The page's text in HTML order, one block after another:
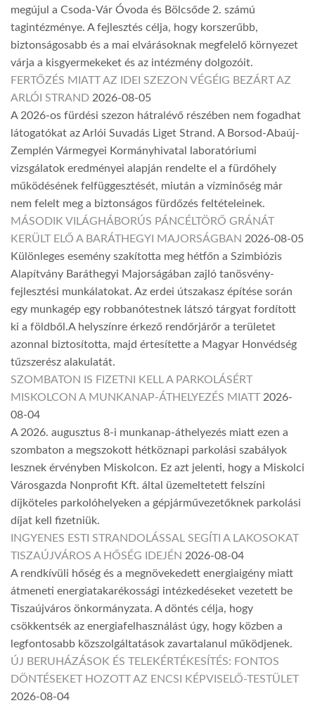
megújul a Csoda-Vár Óvoda és Bölcsőde 2. számú
tagintézménye. A fejlesztés célja, hogy korszerűbb,
biztonságosabb és a mai elvárásoknak megfelelő környezet
várja a kisgyermekeket és az intézmény dolgozóit.
FERTŐZÉS MIATT AZ IDEI SZEZON VÉGÉIG BEZÁRT AZ
ARLÓI STRAND 2026-08-05
A 2026-os fürdési szezon hátralévő részében nem fogadhat
látogatókat az Arlói Suvadás Liget Strand. A Borsod-Abaúj-
Zemplén Vármegyei Kormányhivatal laboratóriumi
vizsgálatok eredményei alapján rendelte el a fürdőhely
működésének felfüggesztését, miután a vízminőség már
nem felelt meg a biztonságos fürdőzés feltételeinek.
MÁSODIK VILÁGHÁBORÚS PÁNCÉLTÖRŐ GRÁNÁT
KERÜLT ELŐ A BARÁTHEGYI MAJORSÁGBAN 2026-08-05
Különleges esemény szakította meg hétfőn a Szimbiózis
Alapítvány Baráthegyi Majorságában zajló tanösvény-
fejlesztési munkálatokat. Az erdei útszakasz építése során
egy munkagép egy robbanótestnek látszó tárgyat fordított
ki a földből.A helyszínre érkező rendőrjárőr a területet
azonnal biztosította, majd értesítette a Magyar Honvédség
tűzszerész alakulatát.
SZOMBATON IS FIZETNI KELL A PARKOLÁSÉRT
MISKOLCON A MUNKANAP-ÁTHELYEZÉS MIATT 2026-
08-04
A 2026. augusztus 8-i munkanap-áthelyezés miatt ezen a
szombaton a megszokott hétköznapi parkolási szabályok
lesznek érvényben Miskolcon. Ez azt jelenti, hogy a Miskolci
Városgazda Nonprofit Kft. által üzemeltetett felszíni
díjköteles parkolóhelyeken a gépjárművezetőknek parkolási
díjat kell fizetniük.
INGYENES ESTI STRANDOLÁSSAL SEGÍTI A LAKOSOKAT
TISZAÚJVÁROS A HŐSÉG IDEJÉN 2026-08-04
A rendkívüli hőség és a megnövekedett energiaigény miatt
átmeneti energiatakarékossági intézkedéseket vezetett be
Tiszaújváros önkormányzata. A döntés célja, hogy
csökkentsék az energiafelhasználást úgy, hogy közben a
legfontosabb közszolgáltatások zavartalanul működjenek.
ÚJ BERUHÁZÁSOK ÉS TELEKÉRTÉKESÍTÉS: FONTOS
DÖNTÉSEKET HOZOTT AZ ENCSI KÉPVISELŐ-TESTÜLET
2026-08-04